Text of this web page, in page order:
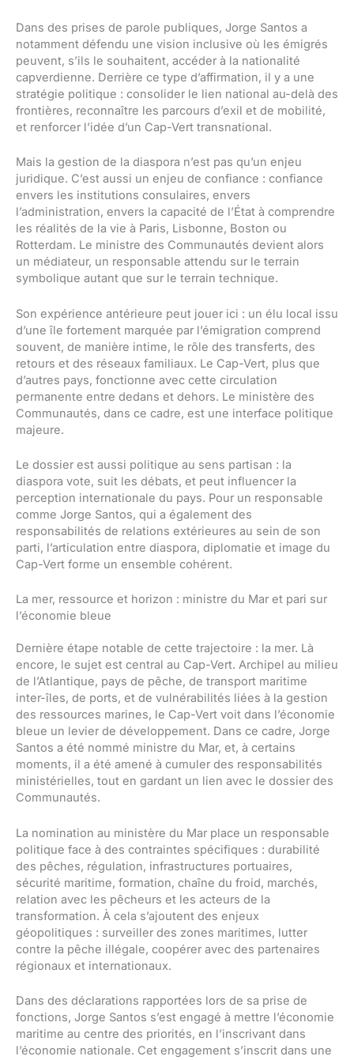
Dans des prises de parole publiques, Jorge Santos a
notamment défendu une vision inclusive où les émigrés
peuvent, s’ils le souhaitent, accéder à la nationalité
capverdienne. Derrière ce type d’affirmation, il y a une
stratégie politique : consolider le lien national au-delà des
frontières, reconnaître les parcours d’exil et de mobilité,
et renforcer l’idée d’un Cap-Vert transnational.
Mais la gestion de la diaspora n’est pas qu’un enjeu
juridique. C’est aussi un enjeu de confiance : confiance
envers les institutions consulaires, envers
l’administration, envers la capacité de l’État à comprendre
les réalités de la vie à Paris, Lisbonne, Boston ou
Rotterdam. Le ministre des Communautés devient alors
un médiateur, un responsable attendu sur le terrain
symbolique autant que sur le terrain technique.
Son expérience antérieure peut jouer ici : un élu local issu
d’une île fortement marquée par l’émigration comprend
souvent, de manière intime, le rôle des transferts, des
retours et des réseaux familiaux. Le Cap-Vert, plus que
d’autres pays, fonctionne avec cette circulation
permanente entre dedans et dehors. Le ministère des
Communautés, dans ce cadre, est une interface politique
majeure.
Le dossier est aussi politique au sens partisan : la
diaspora vote, suit les débats, et peut influencer la
perception internationale du pays. Pour un responsable
comme Jorge Santos, qui a également des
responsabilités de relations extérieures au sein de son
parti, l’articulation entre diaspora, diplomatie et image du
Cap-Vert forme un ensemble cohérent.
La mer, ressource et horizon : ministre du Mar et pari sur
l’économie bleue
Dernière étape notable de cette trajectoire : la mer. Là
encore, le sujet est central au Cap-Vert. Archipel au milieu
de l’Atlantique, pays de pêche, de transport maritime
inter-îles, de ports, et de vulnérabilités liées à la gestion
des ressources marines, le Cap-Vert voit dans l’économie
bleue un levier de développement. Dans ce cadre, Jorge
Santos a été nommé ministre du Mar, et, à certains
moments, il a été amené à cumuler des responsabilités
ministérielles, tout en gardant un lien avec le dossier des
Communautés.
La nomination au ministère du Mar place un responsable
politique face à des contraintes spécifiques : durabilité
des pêches, régulation, infrastructures portuaires,
sécurité maritime, formation, chaîne du froid, marchés,
relation avec les pêcheurs et les acteurs de la
transformation. À cela s’ajoutent des enjeux
géopolitiques : surveiller des zones maritimes, lutter
contre la pêche illégale, coopérer avec des partenaires
régionaux et internationaux.
Dans des déclarations rapportées lors de sa prise de
fonctions, Jorge Santos s’est engagé à mettre l’économie
maritime au centre des priorités, en l’inscrivant dans
l’économie nationale. Cet engagement s’inscrit dans une